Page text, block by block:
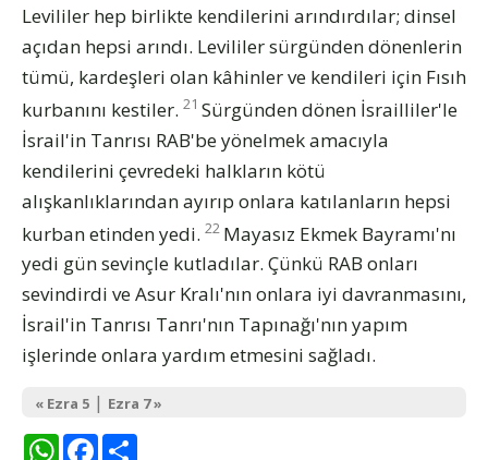
Levililer hep birlikte kendilerini arındırdılar; dinsel
açıdan hepsi arındı. Levililer sürgünden dönenlerin
tümü, kardeşleri olan kâhinler ve kendileri için Fısıh
kurbanını kestiler. 21 Sürgünden dönen İsrailliler'le
İsrail'in Tanrısı RAB'be yönelmek amacıyla
kendilerini çevredeki halkların kötü
alışkanlıklarından ayırıp onlara katılanların hepsi
kurban etinden yedi. 22 Mayasız Ekmek Bayramı'nı
yedi gün sevinçle kutladılar. Çünkü RAB onları
sevindirdi ve Asur Kralı'nın onlara iyi davranmasını,
İsrail'in Tanrısı Tanrı'nın Tapınağı'nın yapım
işlerinde onlara yardım etmesini sağladı.
« Ezra 5 | Ezra 7 »
WhatsAppFacebook